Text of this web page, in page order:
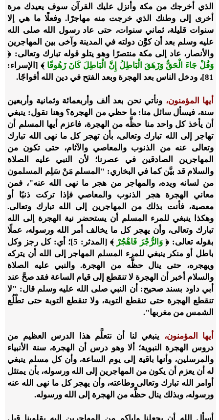
الذي أخرجك من مكة وأنزل عليك القرآن سوف يعيدك مرة
أخرى إلى وطنك الذي خرجت منه مهاجرًا. وفعلًا ما هي إلا
سنوات قليلة، ثماني سنوات، حتى عاد رسول الله صلى الله
عليه وسلم بعد أن كوَّن دولته في المدينة وآخى بين المهاجرين
والأنصار، عاد إلى مكة منتصرًا وهو يتلو قوله تبارك وتعالى: ﴿
وَقُلْ جَاءَ الْحَقُّ وَزَهَقَ الْبَاطِلُ إِنَّ الْبَاطِلَ كَانَ زَهُوقًا ﴾ [الإسراء:
81]، ودخل الناس بعد الهجرة وبعد الفتح في دين الله أفواجًا.
أيها المؤمنون، ونأتي نحن بعد ألف وأربعمائة وثمانية وأربعين
سنة، فيسأل سائل منا: ما حظي من الهجرة؟ وهنا نقول: ينبغي
أن يأخذ كل واحد منا حظَّه من الهجرة، فاعزم أيها المسلم أن
تهاجر إلى الله تبارك وتعالى، بأن تهجر كل ما نهى الله تبارك
وتعالى عنه من الذنوب والمعاصي والآثام، حتى تكون من
المهاجرين الصادقين في عصرنا؛ لأن النبي عليه الصلاة
والسلام قد بيَّن كما في البخاري: "المسلم مَنْ سَلِم المسلمون
من لسانه ويده، والمهاجر من هجر ما نهى الله عنه"، فمن
معاني الهجرة هجر الذنوب والمعاصي فإذا تركت ذنبًا أو
معصية، فأنت بذلك من المهاجرين إلى الله تبارك وتعالى.
وهكذا ينبغي للمرء المسلم أن يستحضر نية الهجرة إلى الله
تبارك وتعالى، وأن يهجر كل ما يخالف أمر الله ورسوله، عملًا
بقوله تعالى: ﴿وَالرُّجْزَ فَاهْجُرْ
﴾ [المدثر: 5]؛ أي: كل رجز وكل
باطل أو منكر ينبغي للمرء المسلم المهاجر إلى الله أن يتركه
ويهجره، حتى ينال حظَّه من الهجرة. والنبي عليه الصلاة
والسلام أخبر أن الهجرة لا تنقطع إلى قيام الساعة فقد صحَّ عند
أبي داود بسند صحيح: أن النبي صلى الله عليه وسلم قال: "لا
تنقطع الهجرة حتى تنقطع التوبة، ولا تنقطع التوبة حتى تطْلُع
الشمس من مغربها".
أيها المؤمنون، ينبغي لنا أن نتعلَّم هذا الدرس العظيم من
دروس الهجرة النبوية؛ ألا وهو درس أن الهجرة، سنة الأنبياء
والمرسلين، وأنها باقية إلى يوم الساعة، وأن كل مسلم ينبغي
له أن يعزم أن يكون من المهاجرين إلى الله ورسوله، بأن يمتثل
أوامر الله تبارك وتعالى وطاعته، وأن يهجر كل ما نهى الله عنه
ورسوله، وبذلك ينال حظَّه من الهجرة إلى الله ورسوله.
أسأل الله أن يجعلنا وإياكم من المهاجرين إليه بقلوبنا قبل